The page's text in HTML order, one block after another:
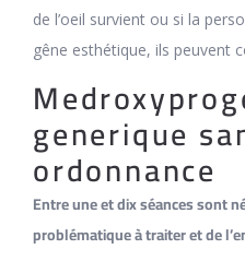
de l’oeil survient ou si la
gêne esthétique, ils peuvent
generique
ordonnance
Entre une et dix séances sont
problématique à traiter et de